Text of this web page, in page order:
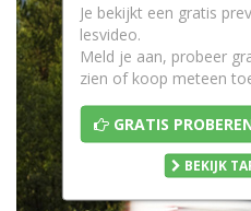
Je bekijkt een gratis
lesvideo.
Meld je aan, probeer
zien of koop meteen
GRATIS
BEKIJK